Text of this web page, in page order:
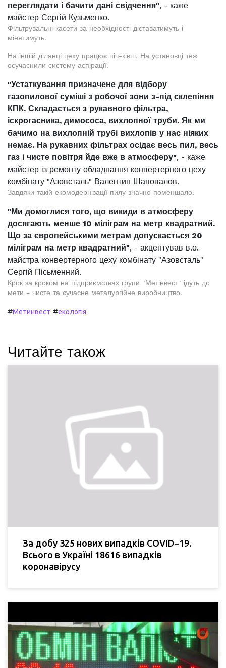
переглядати і бачити дані свідчення", - каже
майстер Сергій Кузьменко.
Фільтрувальні касети за необхідності діставатимуть і
мінятимуть.
На іншій ділянці цеху працює піч-ківш. На установці теж
осучаснили систему аспірації.
"Устаткування призначене для відбору
газопилової суміші з робочої зони з-під склепіння
КПК. Складається з рукавного фільтра,
іскрогасника, димососа, вихлопної труби. Як ми
бачимо на вихлопній трубі вихлопів у нас ніяких
немає. На рукавних фільтрах осідає весь пил, весь
газ і чисте повітря йде вже в атмосферу", - каже
майстер із ремонту обладнання конвертерного цеху
комбінату "Азовсталь" Валентин Шаповалов.
Завдяки такій екомодернізації пилу значно поменшало.
"Ми домоглися того, що викиди в атмосферу
досягають менше 10 міліграм на метр квадратний.
Що за європейськими метрам допускається 20
міліграм на метр квадратний", - акцентував в.о.
майстра конвертерного цеху комбінату "Азовсталь"
Сергій Пісьменний.
Крок за кроком на підприємствах групи "Метінвест" ідуть до
мети - чисте та сучасне металургійне виробництво.
#Метинвест #екологія
Читайте також
За добу 325 нових випадків COVID−19.
Всього в Україні 18616 випадків
коронавірусу